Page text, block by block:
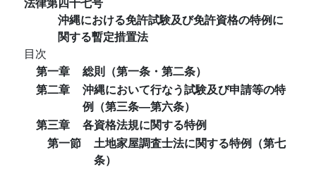
沖縄における免許試験及び免許資格の特例に
関する暫定措置法
目次
第一章
総則（第一条・第二条）
第二章
沖縄において行なう試験及び申請等の特
例（第三条―第六条）
第三章
各資格法規に関する特例
第一節
土地家屋調査士法に関する特例（第七
条）